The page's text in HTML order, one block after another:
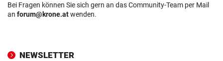
Bei Fragen können Sie sich gern an das Community-Team per Mail
an forum@krone.atwenden.
NEWSLETTER